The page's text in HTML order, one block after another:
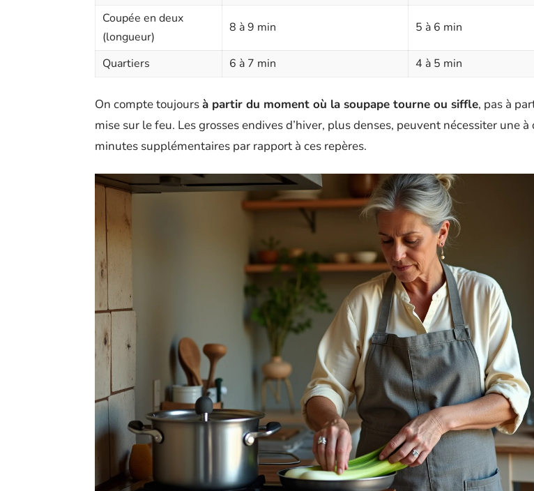
Coupée en deux
(longueur)
8 à 9 min 5 à 6 min
Quartiers 6 à 7 min 4 à 5 min
On compte toujoursà partir du moment où la soupape tourne ou siffle, pas à
mise sur le feu. Les grosses endives d’hiver, plus denses, peuvent nécessiter une à
minutes supplémentaires par rapport à ces repères.